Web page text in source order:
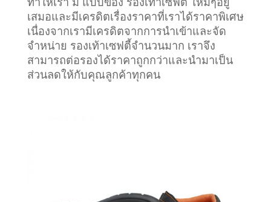
เสมอและมีเครดิตเรื่องราคาที่เราได้ราคาพิเศษ
เนื่องจากเรามีเครดิตจากการนำเข้าและจัด
จำหน่าย รองเท้าเซฟตี้จำนวนมาก เราจึง
สามารถต่อรองได้ราคาถูกกว่าและนำมาเป็น
ส่วนลดให้กับคุณลูกค้าทุกคน